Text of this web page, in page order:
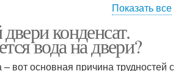
Двери в квартиру
Показать все
конденсат.
вода на двери?
вот основная причина трудностей с